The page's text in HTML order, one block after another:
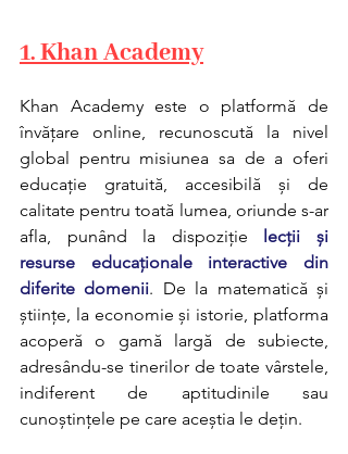
1. Khan Academy
Khan Academy este o platformă de
învățare online, recunoscută la nivel
global pentru misiunea sa de a oferi
educație gratuită, accesibilă și de
calitate pentru toată lumea, oriunde s-ar
afla, punând la dispoziție lecții și
resurse educaționale interactive din
diferite domenii. De la matematică și
științe, la economie și istorie, platforma
acoperă o gamă largă de subiecte,
adresându-se tinerilor de toate vârstele,
indiferent de aptitudinile sau
cunoștințele pe care aceștia le dețin.